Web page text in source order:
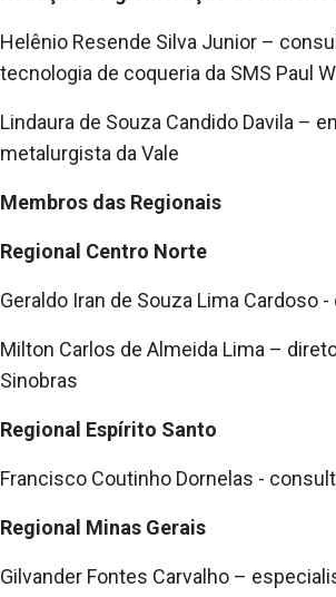
Helênio Resende Silva Junior –
tecnologia de coqueria da SMS Paul
Lindaura de Souza Candido Davila –
metalurgista da Vale
Membros das Regionais
Regional Centro Norte
Geraldo Iran de Souza Lima Cardoso
Milton Carlos de Almeida Lima –
Sinobras
Regional Espírito Santo
Francisco Coutinho Dornelas -
Regional Minas Gerais
Gilvander Fontes Carvalho –